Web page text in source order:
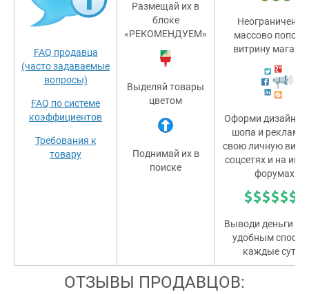
FAQ продавца
(часто задаваемые
вопросы)
FAQ по системе
коэффициентов
Требования к
товару
Размещай их в
блоке
«РЕКОМЕНДУЕМ»
Выделяй товары
цветом
Поднимай их в
поиске
Неограниченно
массово
витрину
Оформи дизайн
шопа и
свою личную
соцсетях и на
форумах!
Выводи деньги
удобным
каждые сутки!
ОТЗЫВЫ ПРОДАВЦОВ: